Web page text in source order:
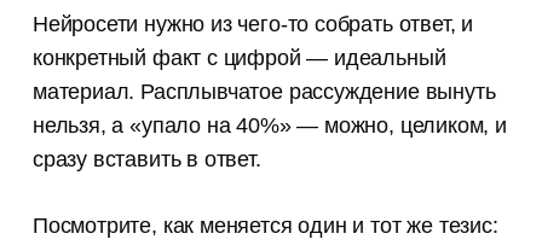
Нейросети нужно из чего-то собрать ответ, и
конкретный факт с цифрой — идеальный
материал. Расплывчатое рассуждение вынуть
нельзя, а «упало на 40%» — можно, целиком, и
сразу вставить в ответ.
Посмотрите, как меняется один и тот же тезис: